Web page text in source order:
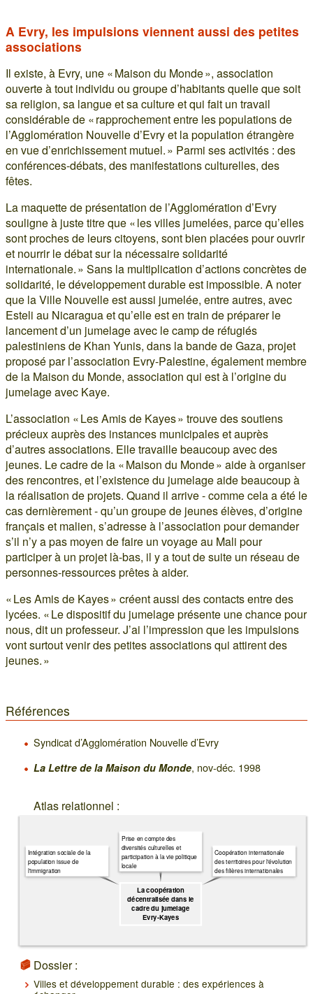
A Evry, les impulsions viennent aussi des petites
associations
Il existe, à Evry, une « Maison du Monde », association
ouverte à tout individu ou groupe d’habitants quelle que soit
sa religion, sa langue et sa culture et qui fait un travail
considérable de « rapprochement entre les populations de
l’Agglomération Nouvelle d’Evry et la population étrangère
en vue d’enrichissement mutuel. » Parmi ses activités : des
conférences-débats, des manifestations culturelles, des
fêtes.
La maquette de présentation de l’Agglomération d’Evry
souligne à juste titre que « les villes jumelées, parce qu’elles
sont proches de leurs citoyens, sont bien placées pour ouvrir
et nourrir le débat sur la nécessaire solidarité
internationale. » Sans la multiplication d’actions concrètes de
solidarité, le développement durable est impossible. A noter
que la Ville Nouvelle est aussi jumelée, entre autres, avec
Esteli au Nicaragua et qu’elle est en train de préparer le
lancement d’un jumelage avec le camp de réfugiés
palestiniens de Khan Yunis, dans la bande de Gaza, projet
proposé par l’association Evry-Palestine, également membre
de la Maison du Monde, association qui est à l’origine du
jumelage avec Kaye.
L’association « Les Amis de Kayes » trouve des soutiens
précieux auprès des instances municipales et auprès
d’autres associations. Elle travaille beaucoup avec des
jeunes. Le cadre de la « Maison du Monde » aide à organiser
des rencontres, et l’existence du jumelage aide beaucoup à
la réalisation de projets. Quand il arrive - comme cela a été le
cas dernièrement - qu’un groupe de jeunes élèves, d’origine
français et malien, s’adresse à l’association pour demander
s’il n’y a pas moyen de faire un voyage au Mali pour
participer à un projet là-bas, il y a tout de suite un réseau de
personnes-ressources prêtes à aider.
« Les Amis de Kayes » créent aussi des contacts entre des
lycées. « Le dispositif du jumelage présente une chance pour
nous, dit un professeur. J’ai l’impression que les impulsions
vont surtout venir des petites associations qui attirent des
jeunes. »
Références
Syndicat d’Agglomération Nouvelle d’Evry
La Lettre de la Maison du Monde, nov-déc. 1998
Atlas relationnel :
La coopération
décentralisée dans le
cadre du jumelage
Evry-Kayes
Coopération internationale
des territoires pour l'évolution
des filières internationales
Prise en compte des
diversités culturelles et
participation à la vie politique
locale
Intégration sociale de la
population issue de
l'immigration
Dossier :
Villes et développement durable : des expériences à